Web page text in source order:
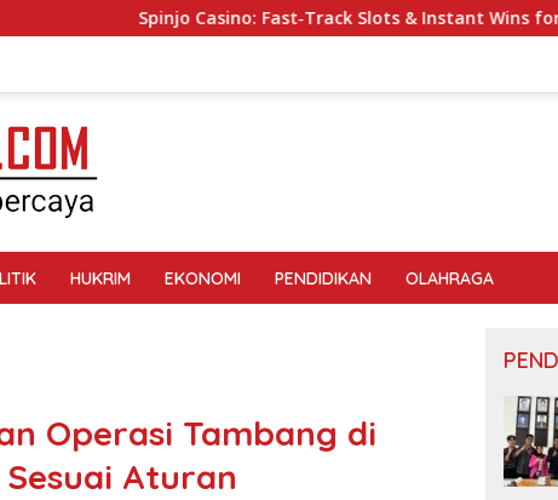
Spinjo Casino: Fast‑Track Slots & Instant Wins for Quick‑Fire
HUKRIM EKONOMI PENDIDIKAN OLAHRAGA
Operasi Tambang di
Aturan